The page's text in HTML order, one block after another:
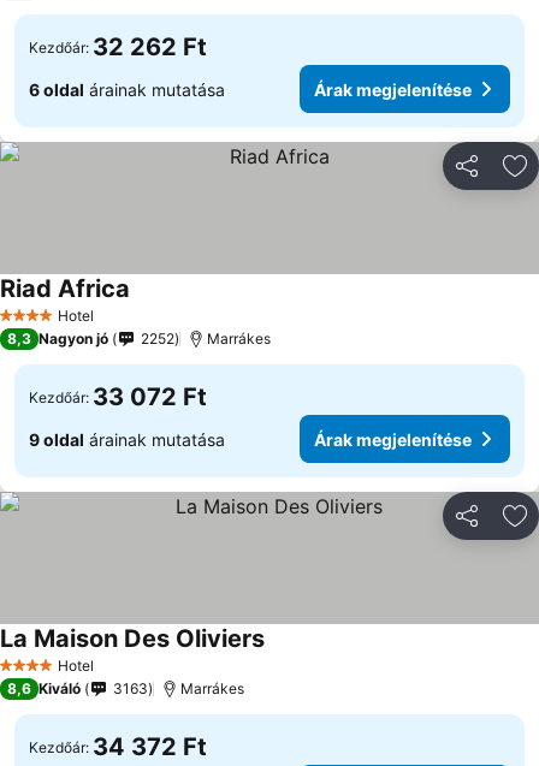
Kezdőár: 32 262 Ft
6 oldal árainak mutatása Árak megjelenítése
4 KategóriaHotel
Riad Africa
8,3 Nagyon jó 2252 Marrákes
Kezdőár: 33 072 Ft
9 oldal árainak mutatása Árak megjelenítése
4 KategóriaHotel
La Maison Des OliviersÁrak megjelenítése
8,6 Kiváló 3163 Marrákes
Kezdőár: 34 372 Ft